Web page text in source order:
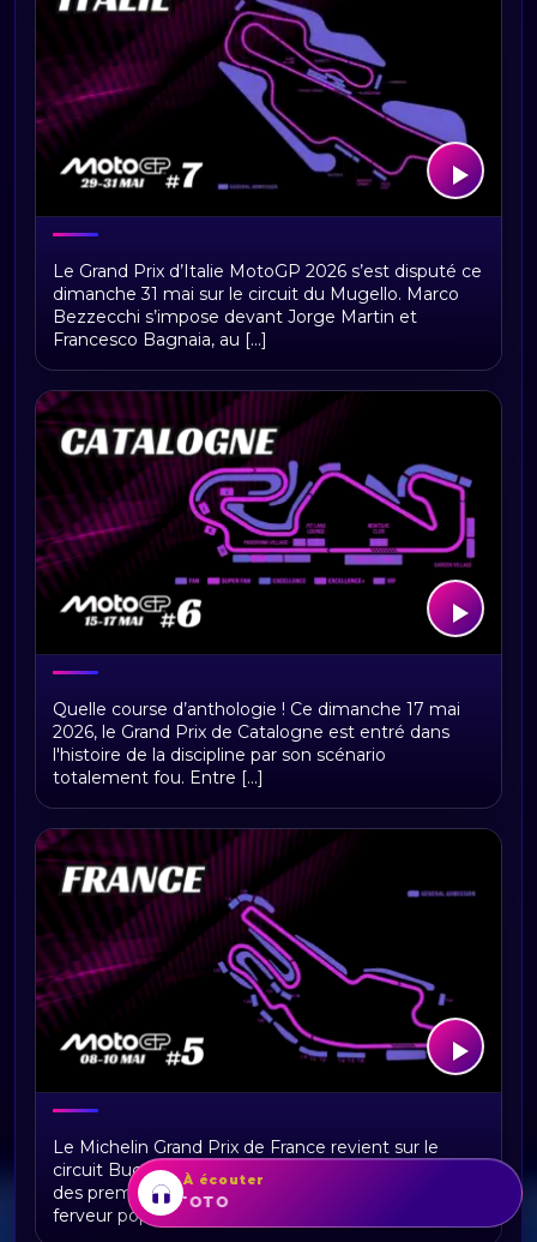
MotoGP Italie 2026 : programme,
horaires, circuit du Mugello et enjeux
du Grand Prix
Le Grand Prix d’Italie MotoGP 2026 s’est disputé ce
dimanche 31 mai sur le circuit du Mugello. Marco
Bezzecchi s’impose devant Jorge Martin et
Francesco Bagnaia, au [...]
MotoGP Catalogne 2026 : Résultats
Quelle course d’anthologie ! Ce dimanche 17 mai
2026, le Grand Prix de Catalogne est entré dans
l'histoire de la discipline par son scénario
totalement fou. Entre [...]
MotoGP France 2026 : Programme et
Horaires
Le Michelin Grand Prix de France revient sur le
circuit Bugatti du Mans du 8 au 10 mai 2026 (avec
des premières animations dès le 7 mai). Entre
ferveur populaire et [...]
À écouter
Africa TOTO